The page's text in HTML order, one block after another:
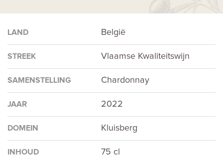
LAND België
STREEK Vlaamse Kwaliteitswijn
SAMENSTELLING Chardonnay
JAAR 2022
DOMEIN Kluisberg
INHOUD 75 cl